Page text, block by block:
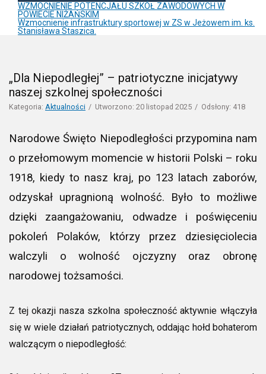
WZMOCNIENIE POTENCJAŁU SZKÓŁ ZAWODOWYCH W
POWIECIE NIŻAŃSKIM
Wzmocnienie infrastruktury sportowej w ZS w Jeżowem im. ks.
Stanisława Staszica.
„Dla Niepodległej” – patriotyczne inicjatywy
naszej szkolnej społeczności
Kategoria: Aktualności Utworzono: 20 listopad 2025 Odsłony: 418
Narodowe Święto Niepodległości przypomina nam
o przełomowym momencie w historii Polski – roku
1918, kiedy to nasz kraj, po 123 latach zaborów,
odzyskał upragnioną wolność. Było to możliwe
dzięki zaangażowaniu, odwadze i poświęceniu
pokoleń Polaków, którzy przez dziesięciolecia
walczyli o wolność ojczyzny oraz obronę
narodowej tożsamości.
Z tej okazji nasza szkolna społeczność aktywnie włączyła
się w wiele działań patriotycznych, oddając hołd bohaterom
walczącym o niepodległość: